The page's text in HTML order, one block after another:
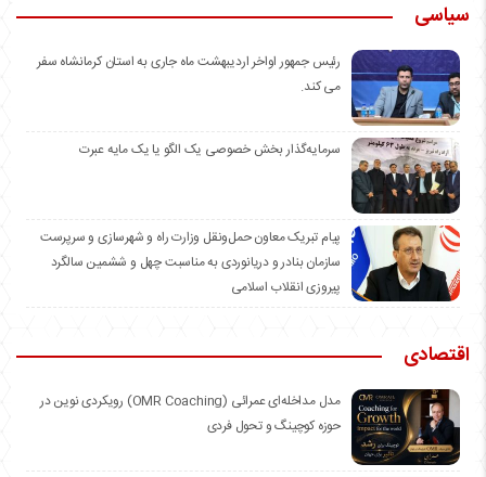
سیاسی
رئیس جمهور اواخر اردیبهشت ماه جاری به استان کرمانشاه سفر
می کند.
سرمایه‌گذار بخش خصوصی یک الگو یا یک مایه عبرت
️پیام تبریک معاون حمل‌ونقل وزارت راه و شهرسازی و سرپرست
سازمان بنادر و دریانوردی به مناسبت چهل و ششمین سالگرد
پیروزی انقلاب اسلامی
اقتصادی
مدل مداخله‌ای عمرائی (OMR Coaching) رویکردی نوین در
حوزه کوچینگ و تحول فردی